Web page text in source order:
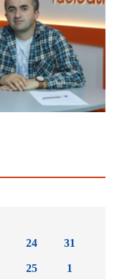
24
25
31
1